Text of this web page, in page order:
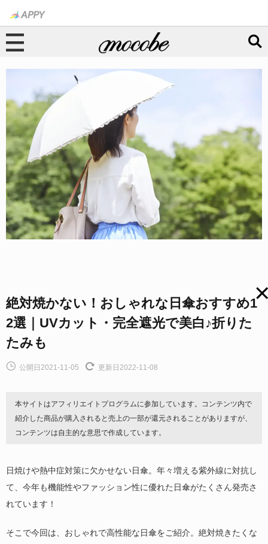
絶対焼かない！おしゃれな日傘おすすめ1
2選｜UVカット・完全遮光で美白♪折りた
たみも
公開日2021-11-05 更新日2022-11-08
本サイトはアフィリエイトプログラムに参加しています。コンテンツ内で
紹介した商品が購入されると売上の一部が還元されることがありますが、
コンテンツは自主的な意思で作成しています。
日焼けや熱中症対策に欠かせない日傘。年々増える紫外線に対抗し
て、今年も機能性やファッション性に優れた日傘がたくさん発売さ
れています！
そこで今回は、おしゃれで高性能な日傘をご紹介。絶対焼きたくな